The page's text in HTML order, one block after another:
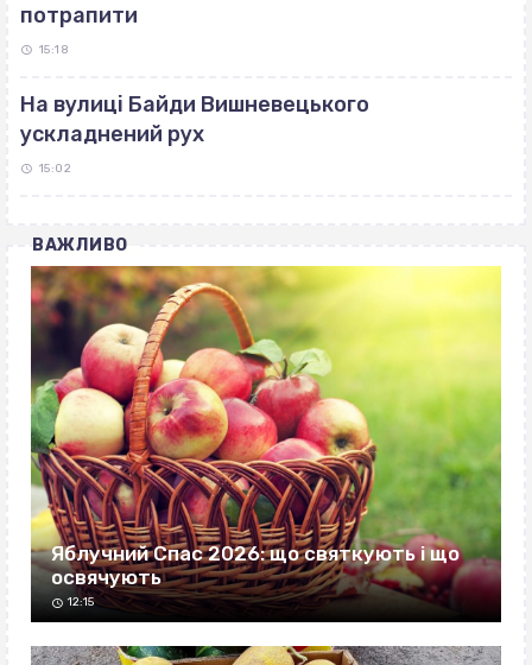
потрапити
15:18
На вулиці Байди Вишневецького
ускладнений рух
15:02
ВАЖЛИВО
Яблучний Спас 2026: що святкують і що
освячують
12:15